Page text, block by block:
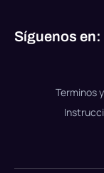
Síguenos en:
Terminos